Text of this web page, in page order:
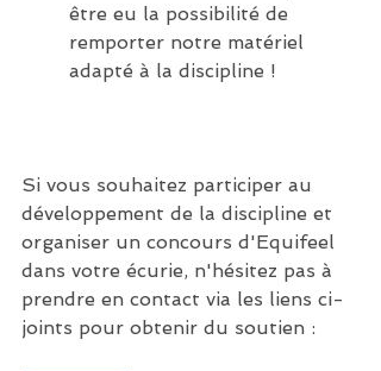
être eu la possibilité de
remporter notre matériel
adapté à la discipline !
Si vous souhaitez participer au
développement de la discipline et
organiser un concours d'Equifeel
dans votre écurie, n'hésitez pas à
prendre en contact via les liens ci-
joints pour obtenir du soutien :